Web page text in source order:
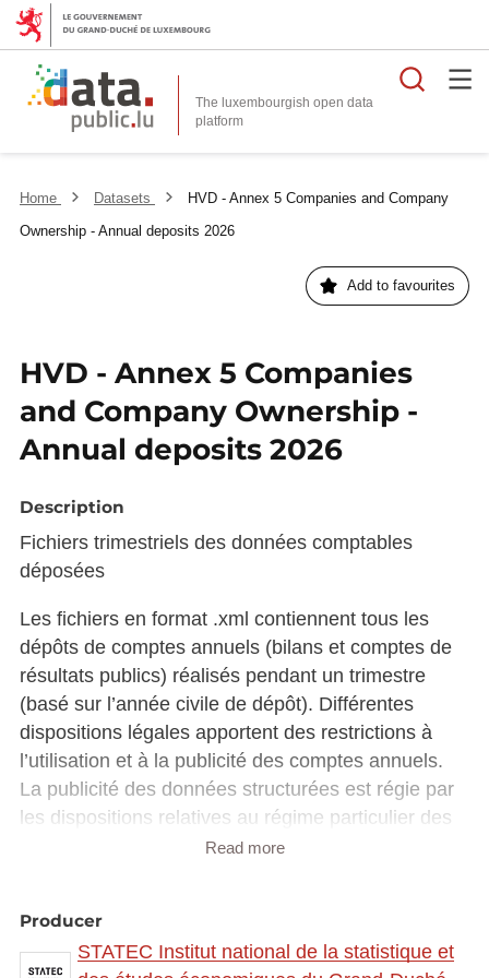
The luxembourgish open data
platform
Home Datasets
HVD - Annex 5 Companies and Company
Ownership - Annual deposits 2026
Add to favourites
HVD - Annex 5 Companies
and Company Ownership -
Annual deposits 2026
Description
Fichiers trimestriels des données comptables
déposées
Les fichiers en format .xml contiennent tous les
dépôts de comptes annuels (bilans et comptes de
résultats publics) réalisés pendant un trimestre
(basé sur l’année civile de dépôt). Différentes
dispositions légales apportent des restrictions à
l’utilisation et à la publicité des comptes annuels.
La publicité des données structurées est régie par
les dispositions relatives au régime particulier des
sociétés mères et filiales (Art.70 et 71) et celles
2002. Lors de la procédure de dépôt, les
entreprises ont à cet effet la possibilité de cocher
Read more
Producer
STATEC Institut national de la statistique et